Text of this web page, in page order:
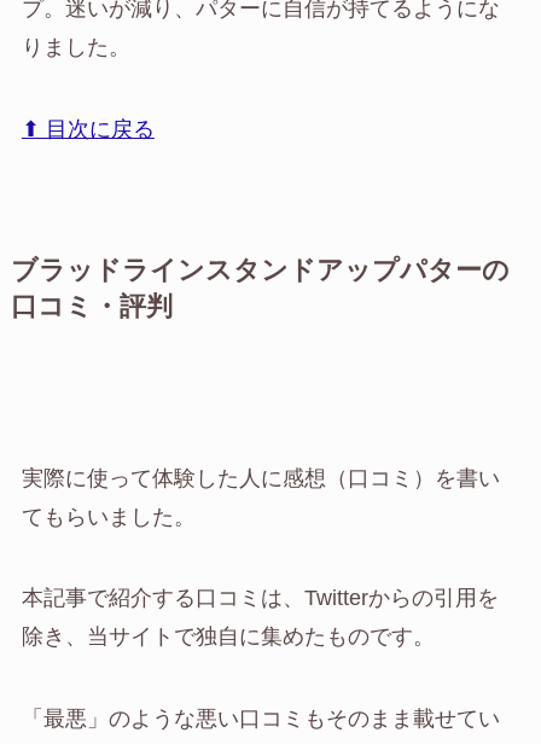
プ。迷いが減り、パターに自信が持てるようにな
りました。
⬆︎ 目次に戻る
ブラッドラインスタンドアップパターの
口コミ・評判
実際に使って体験した人に感想（口コミ）を書い
てもらいました。
本記事で紹介する口コミは、Twitterからの引用を
除き、当サイトで独自に集めたものです。
「最悪」のような悪い口コミもそのまま載せてい